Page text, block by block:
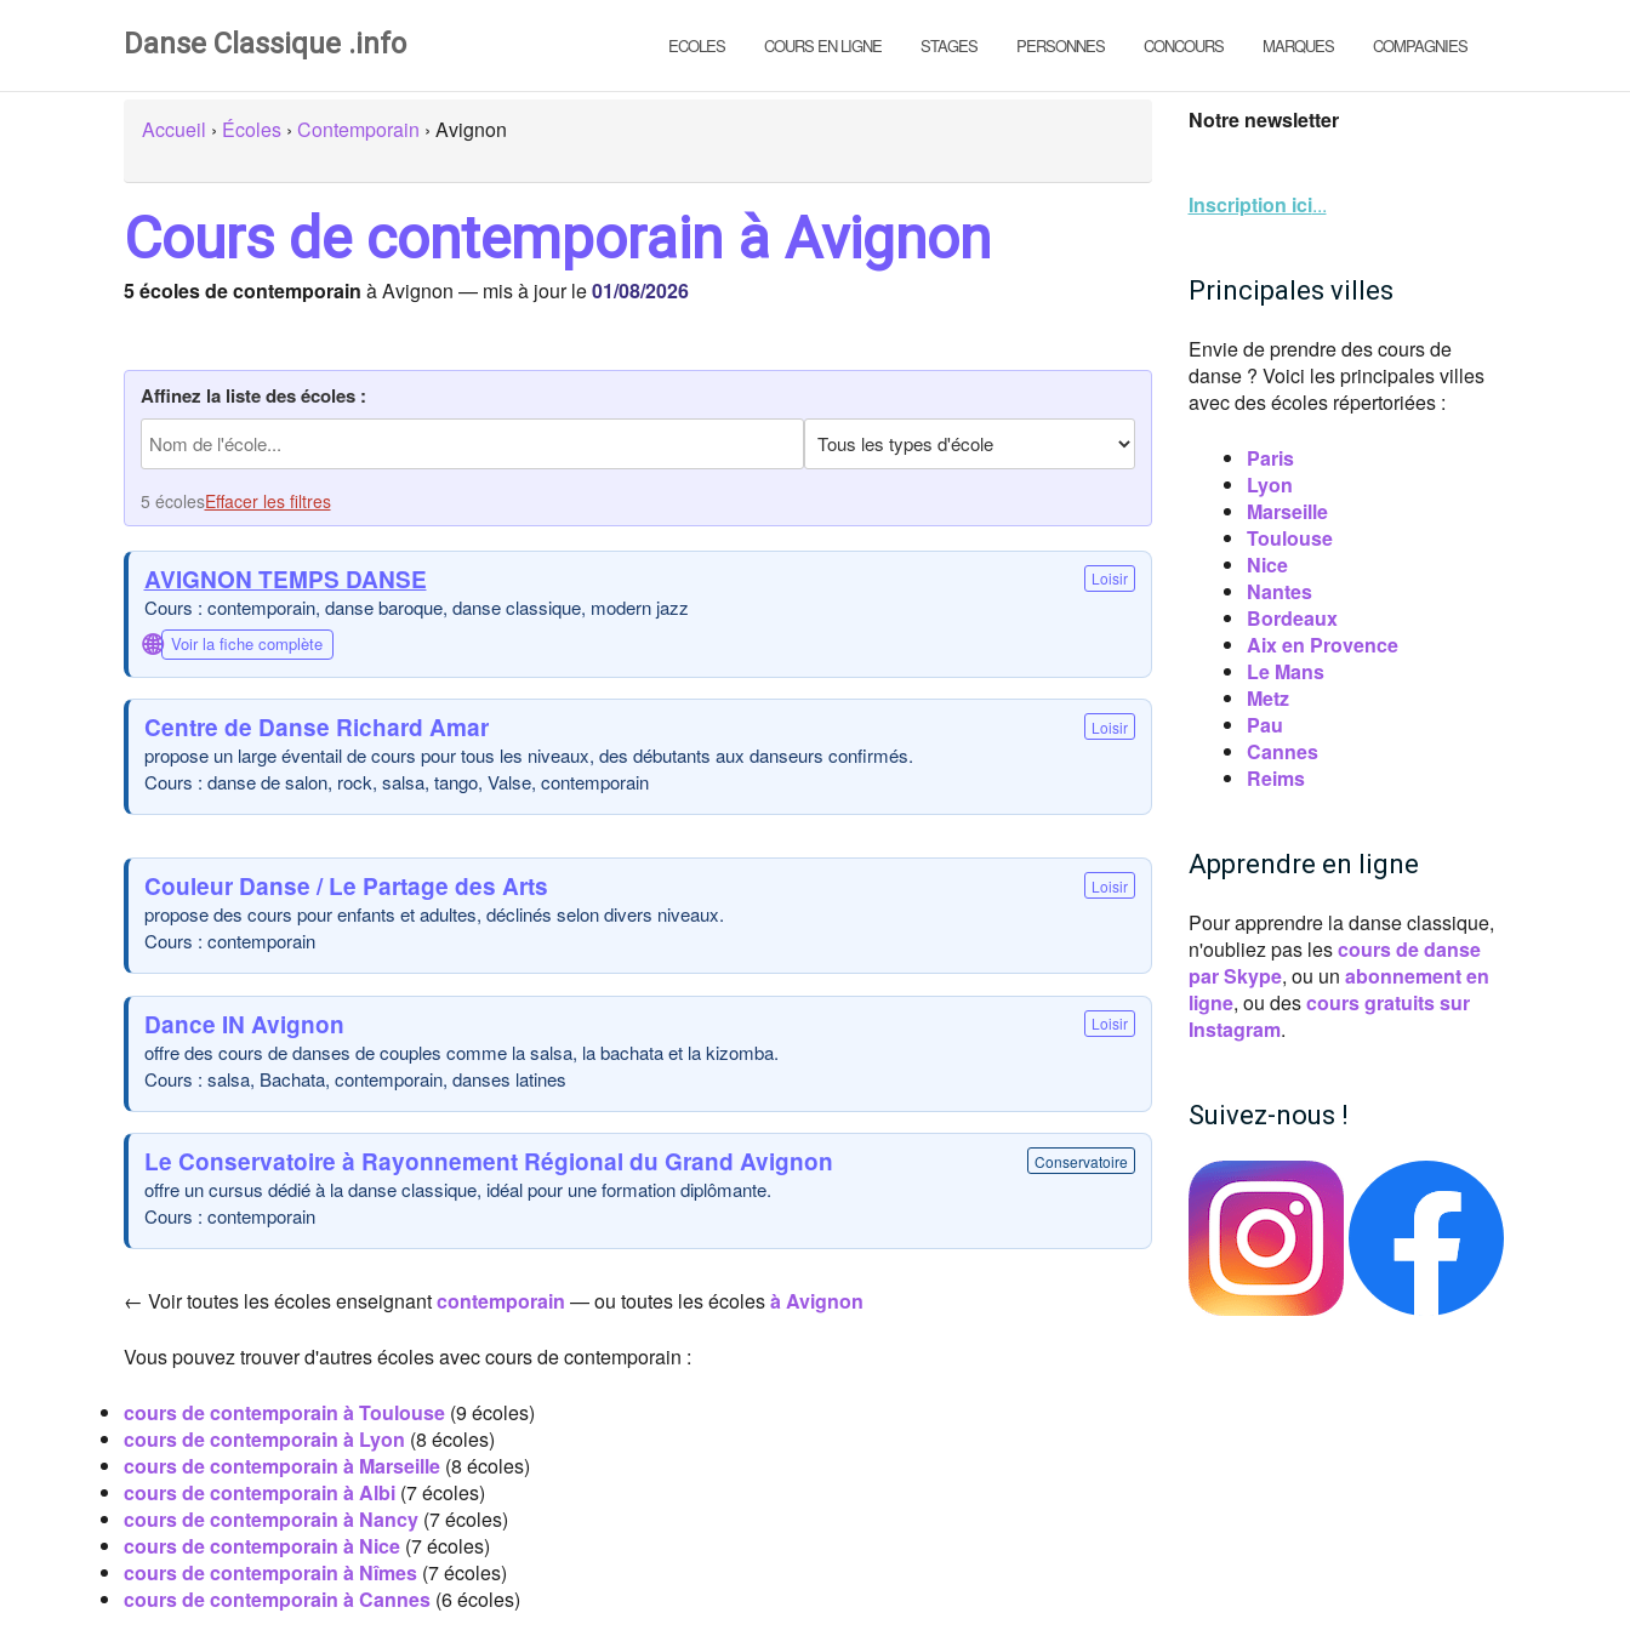
Danse Classique .info ECOLES COURS EN LIGNE STAGES PERSONNES CONCOURS MARQUES COMPAGNIES
Accueil › Écoles › Contemporain › Avignon
Cours de contemporain à Avignon
5 écoles de contemporain à Avignon — mis à jour le01/08/2026
Affinez la liste des écoles :
5 écolesEffacer les filtres
AVIGNON TEMPS DANSE Loisir
Cours : contemporain, danse baroque, danse classique, modern jazz
🌐 Voir la fiche complète
Centre de Danse Richard Amar Loisir
propose un large éventail de cours pour tous les niveaux, des débutants aux danseurs confirmés.
Cours : danse de salon, rock, salsa, tango, Valse, contemporain
Couleur Danse / Le Partage des Arts Loisir
propose des cours pour enfants et adultes, déclinés selon divers niveaux.
Cours : contemporain
Dance IN Avignon Loisir
offre des cours de danses de couples comme la salsa, la bachata et la kizomba.
Cours : salsa, Bachata, contemporain, danses latines
Le Conservatoire à Rayonnement Régional du Grand Avignon Conservatoire
offre un cursus dédié à la danse classique, idéal pour une formation diplômante.
Cours : contemporain
← Voir toutes les écoles enseignantcontemporain — ou toutes les écolesà Avignon
Vous pouvez trouver d'autres écoles avec cours de contemporain :
cours de contemporain à Toulouse (9 écoles)
cours de contemporain à Lyon (8 écoles)
cours de contemporain à Marseille (8 écoles)
cours de contemporain à Albi (7 écoles)
cours de contemporain à Nancy (7 écoles)
cours de contemporain à Nice (7 écoles)
cours de contemporain à Nîmes (7 écoles)
cours de contemporain à Cannes (6 écoles)
Notre newsletter
Inscription ici...
Principales villes
Envie de prendre des cours de
danse ? Voici les principales villes
avec des écoles répertoriées :
Paris
Lyon
Marseille
Toulouse
Nice
Nantes
Bordeaux
Aix en Provence
Le Mans
Metz
Pau
Cannes
Reims
Apprendre en ligne
Pour apprendre la danse classique,
n'oubliez pas lescours de danse
par Skype, ou un abonnement en
ligne, ou descours gratuits sur
Instagram.
Suivez-nous !